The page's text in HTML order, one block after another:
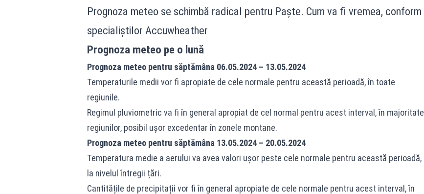
Prognoza meteo se schimbă radical pentru Paște. Cum va fi vremea, conform
specialiștilor Accuwheather
Prognoza meteo pe o lună
Prognoza meteo pentru săptămâna 06.05.2024 – 13.05.2024
Temperaturile medii vor fi apropiate de cele normale pentru această perioadă, în toate
regiunile.
Regimul pluviometric va fi în general apropiat de cel normal pentru acest interval, în majoritate
regiunilor, posibil ușor excedentar în zonele montane.
Prognoza meteo pentru săptămâna 13.05.2024 – 20.05.2024
Temperatura medie a aerului va avea valori ușor peste cele normale pentru această perioadă,
la nivelul întregii țări.
Cantitățile de precipitații vor fi în general apropiate de cele normale pentru acest interval, în